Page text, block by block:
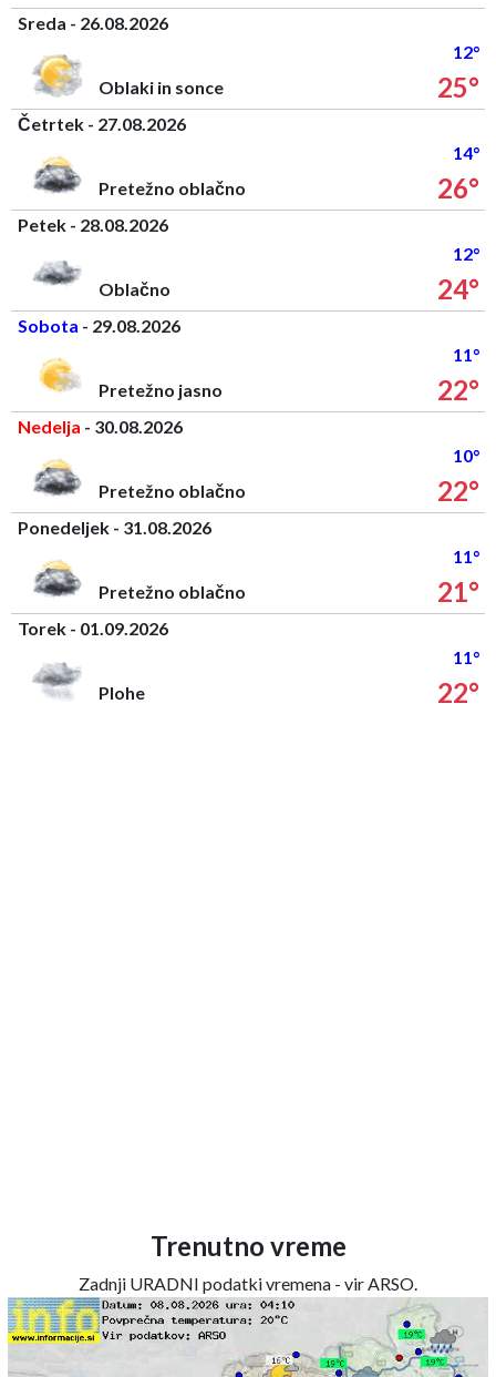
Sreda - 26.08.2026
12°
Oblaki in sonce
25°
Četrtek - 27.08.2026
14°
Pretežno oblačno
26°
Petek - 28.08.2026
12°
Oblačno
24°
Sobota - 29.08.2026
11°
Pretežno jasno
22°
Nedelja - 30.08.2026
10°
Pretežno oblačno
22°
Ponedeljek - 31.08.2026
11°
Pretežno oblačno
21°
Torek - 01.09.2026
11°
Plohe
22°
Trenutno vreme
Zadnji URADNI podatki vremena - vir ARSO.